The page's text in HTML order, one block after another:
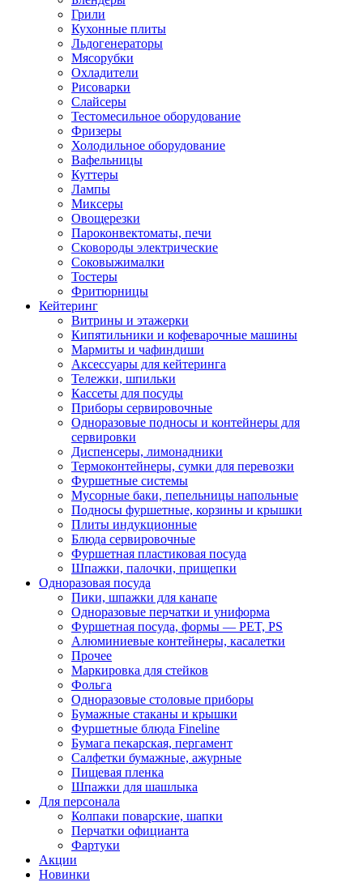
Грили
Кухонные плиты
Льдогенераторы
Мясорубки
Охладители
Рисоварки
Слайсеры
Тестомесильное оборудование
Фризеры
Холодильное оборудование
Вафельницы
Куттеры
Лампы
Миксеры
Овощерезки
Пароконвектоматы, печи
Сковороды электрические
Соковыжималки
Тостеры
Фритюрницы
Кейтеринг
Витрины и этажерки
Кипятильники и кофеварочные машины
Мармиты и чафиндиши
Аксессуары для кейтеринга
Тележки, шпильки
Кассеты для посуды
Приборы сервировочные
Одноразовые подносы и контейнеры для
сервировки
Диспенсеры, лимонадники
Термоконтейнеры, сумки для перевозки
Фуршетные системы
Мусорные баки, пепельницы напольные
Подносы фуршетные, корзины и крышки
Плиты индукционные
Блюда сервировочные
Фуршетная пластиковая посуда
Шпажки, палочки, прищепки
Одноразовая посуда
Пики, шпажки для канапе
Одноразовые перчатки и униформа
Фуршетная посуда, формы — PET, PS
Алюминиевые контейнеры, касалетки
Прочее
Маркировка для стейков
Фольга
Одноразовые столовые приборы
Бумажные стаканы и крышки
Фуршетные блюда Fineline
Бумага пекарская, пергамент
Салфетки бумажные, ажурные
Пищевая пленка
Шпажки для шашлыка
Для персонала
Колпаки поварские, шапки
Перчатки официанта
Фартуки
Акции
Новинки